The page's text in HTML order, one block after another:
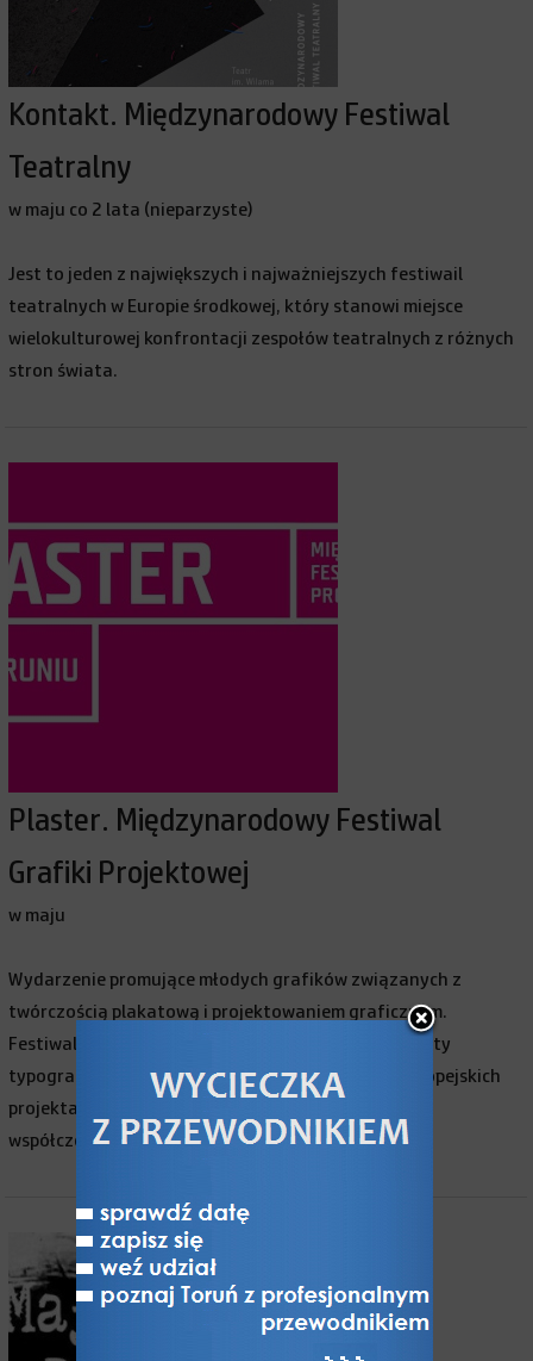
Kontakt. Międzynarodowy Festiwal
Teatralny
w maju co 2 lata (nieparzyste)
Jest to jeden z największych i najważniejszych festiwail
teatralnych w Europie środkowej, który stanowi miejsce
wielokulturowej konfrontacji zespołów teatralnych z różnych
stron świata.
Plaster. Międzynarodowy Festiwal
Grafiki Projektowej
w maju
Wydarzenie promujące młodych grafików związanych z
twórczością plakatową i projektowaniem graficznym.
Festiwalowi towarzyszy konkurs na plakat, warsztaty
typograficzne prowadzone przez znakomitych europejskich
projektantów, międzynarodowa wystawa plakatu
współczesnego na tarasie CSW.